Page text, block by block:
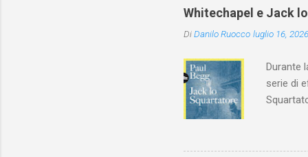
Whitechapel e Jack
DiDanilo Ruocco luglio 16, 2026
Durante
serie di
dedica